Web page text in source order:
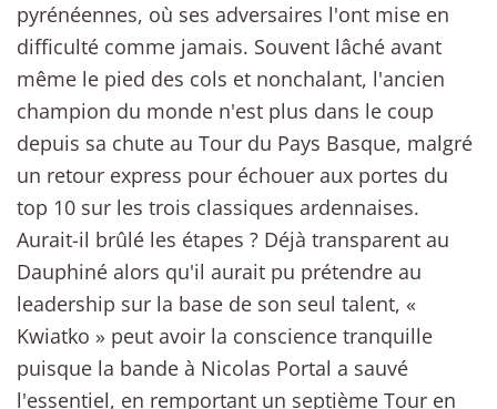
pyrénéennes, où ses adversaires l'ont mise en
difficulté comme jamais. Souvent lâché avant
même le pied des cols et nonchalant, l'ancien
champion du monde n'est plus dans le coup
depuis sa chute au Tour du Pays Basque, malgré
un retour express pour échouer aux portes du
top 10 sur les trois classiques ardennaises.
Aurait-il brûlé les étapes ? Déjà transparent au
Dauphiné alors qu'il aurait pu prétendre au
leadership sur la base de son seul talent, «
Kwiatko » peut avoir la conscience tranquille
puisque la bande à Nicolas Portal a sauvé
l'essentiel, en remportant un septième Tour en